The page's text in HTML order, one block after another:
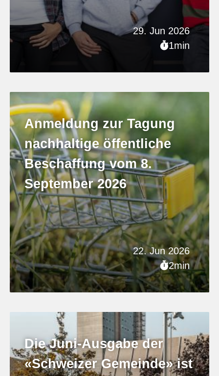
29. Jun 2026
1min
22. Jun 2026
2min
Anmeldung zur Tagung
nachhaltige öffentliche
Beschaffung vom 8.
September 2026
Die Juni-Ausgabe der
«Schweizer Gemeinde» ist